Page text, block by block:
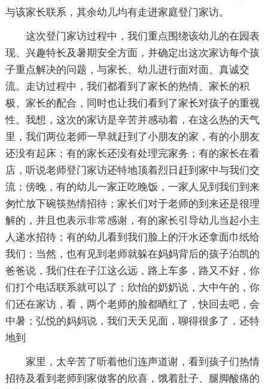
与该家长联系，其余幼儿均有走进家庭登门家访。
这次登门家访过程中，我们重点围绕该幼儿的在园表
现、兴趣特长及暑期安全方面，并确定出这次家访每个孩
子重点解决的问题，与家长、幼儿进行面对面、真诚交
流。走访过程中，我们都看到了家长的热情、家长的积
极、家长的配合，同时也让我们看到了家长对孩子的重视
性。我想，这次的家访是辛苦并感动着，在这么热的天气
里，我们两位老师一早就赶到了小朋友的家，有的小朋友
还没有起床；有的家长还没有处理完家务；有的家长在看
店，听说老师登门家访还特地顶着烈日赶到家中与我们交
流；傍晚，有的幼儿一家正吃晚饭，一家人见到我们到来
匆忙放下碗筷热情招待；家长们对于老师的到来还是很理
解的，并且也表示非常感谢，有的家长引导幼儿当起小主
人递水招待；有的幼儿看到我们脸上的汗水还拿面巾纸给
我们；当然，也有见到老师就躲在妈妈背后的孩子泊凯的
爸爸说，我们住在子江这么远，路上车多，路又不好，你
们打个电话联系就可以了；欣怡的奶奶说，大中午的，你
们还在家访，看，两个老师的脸都晒红了，快回去吧，会
中暑；弘悦的妈妈说，我们天天见面，聊得很多了，还特
地到
家里，太辛苦了听着他们连声道谢，看到孩子们热情
招待及看到老师到家做客的欣喜，饿着肚子、腿脚酸痛的